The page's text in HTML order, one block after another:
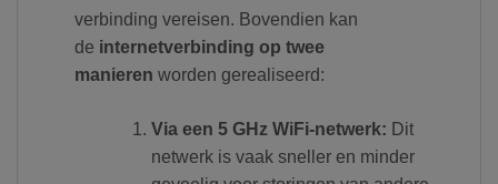
verbinding vereisen. Bovendien kan
de internetverbinding op twee
manieren worden gerealiseerd:
Via een 5 GHz WiFi-netwerk: Dit
netwerk is vaak sneller en minder